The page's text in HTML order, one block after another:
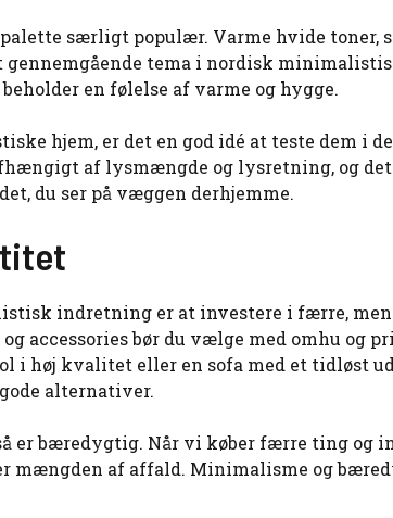
særligt populær. Varme hvide toner,
tema i nordisk
en følelse af varme og hygge.
hjem, er det en god idé at teste dem i
af lysmængde og lysretning, og
du ser på væggen derhjemme.
indretning er at investere i færre,
accessories bør du vælge med omhu og
i høj kvalitet eller en sofa med et tidløst
alternativer.
er bæredygtig. Når vi køber færre ting og
mængden af affald. Minimalisme og